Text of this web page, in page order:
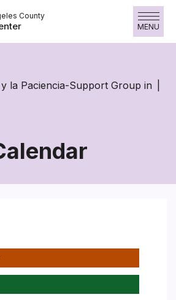
County
MENU
la Paciencia-Support Group in